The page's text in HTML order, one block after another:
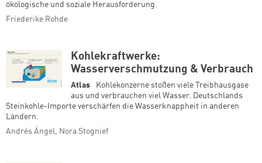
ökologische und soziale Herausforderung.
Friederike Rohde
Kohlekraftwerke:
Wasserverschmutzung & Verbrauch
Atlas
Kohlekonzerne stoßen viele Treibhausgase
aus und verbrauchen viel Wasser. Deutschlands
Steinkohle-Importe verschärfen die Wasserknappheit in anderen
Ländern.
Andrés Ángel, Nora Stognief